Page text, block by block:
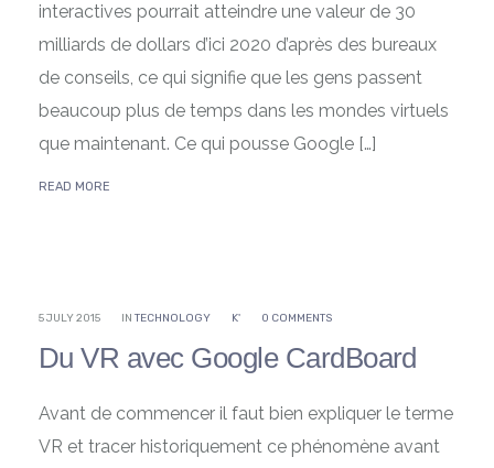
interactives pourrait atteindre une valeur de 30
milliards de dollars d’ici 2020 d’après des bureaux
de conseils, ce qui signifie que les gens passent
beaucoup plus de temps dans les mondes virtuels
que maintenant. Ce qui pousse Google […]
READ MORE
5 JULY 2015 IN TECHNOLOGY K' 0 COMMENTS
Du VR avec Google CardBoard
Avant de commencer il faut bien expliquer le terme
VR et tracer historiquement ce phénomène avant